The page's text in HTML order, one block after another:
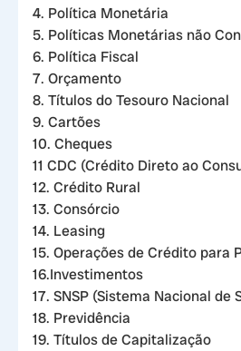
4. Política Monetária
5. Políticas Monetárias não
6. Política Fiscal
7. Orçamento
8. Títulos do Tesouro Nacional
9. Cartões
10. Cheques
11 CDC (Crédito Direto ao
12. Crédito Rural
13. Consórcio
14. Leasing
15. Operações de Crédito para
16.Investimentos
17. SNSP (Sistema Nacional de
18. Previdência
19. Títulos de Capitalização